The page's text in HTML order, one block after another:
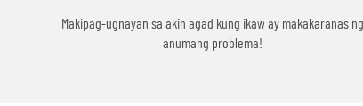
Makipag-ugnayan sa akin agad kung ikaw ay makakaranas ng
anumang problema!